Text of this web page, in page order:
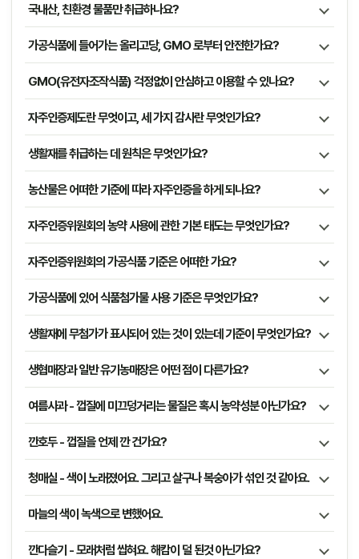
국내산, 친환경 물품만 취급하나요?
가공식품에 들어가는 올리고당, GMO 로부터 안전한가요?
GMO(유전자조작식품) 걱정없이 안심하고 이용할 수 있나요?
자주인증제도란 무엇이고, 세 가지 감사란 무엇인가요?
생활재를 취급하는 데 원칙은 무엇인가요?
농산물은 어떠한 기준에 따라 자주인증을 하게 되나요?
자주인증위원회의 농약 사용에 관한 기본 태도는 무엇인가요?
자주인증위원회의 가공식품 기준은 어떠한 가요?
가공식품에 있어 식품첨가물 사용 기준은 무엇인가요?
생활재에 무첨가가 표시되어 있는 것이 있는데 기준이 무엇인가요?
생협매장과 일반 유기농매장은 어떤 점이 다른가요?
여름사과 - 껍질에 미끄덩거리는 물질은 혹시 농약성분 아닌가요?
깐호두 - 껍질을 언제 깐 건가요?
청매실 - 색이 노래졌어요. 그리고 살구나 복숭아가 섞인 것 같아요.
마늘의 색이 녹색으로 변했어요.
깐다슬기 - 모래처럼 씹혀요. 해캄이 덜 된것 아닌가요?